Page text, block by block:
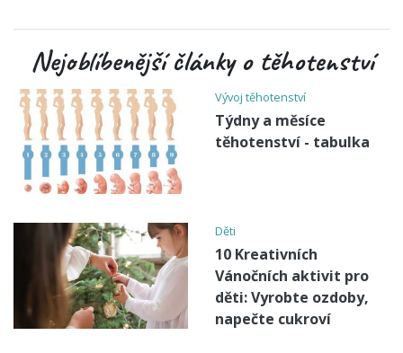
Nejoblíbenější články o těhotenství
Vývoj těhotenství
Týdny a měsíce
těhotenství - tabulka
Děti
10 Kreativních
Vánočních aktivit pro
děti: Vyrobte ozdoby,
napečte cukroví